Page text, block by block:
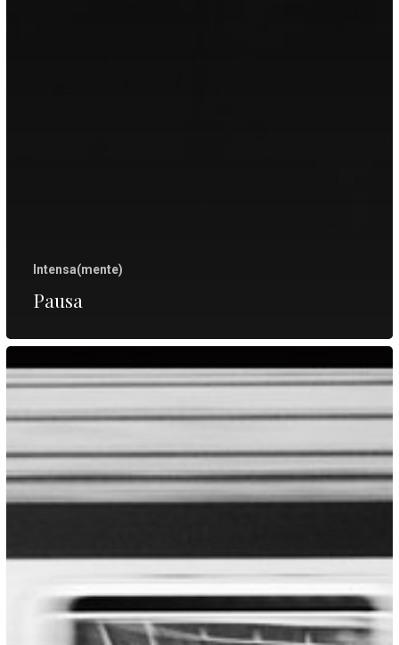
Intensa(mente)
Pausa
volta